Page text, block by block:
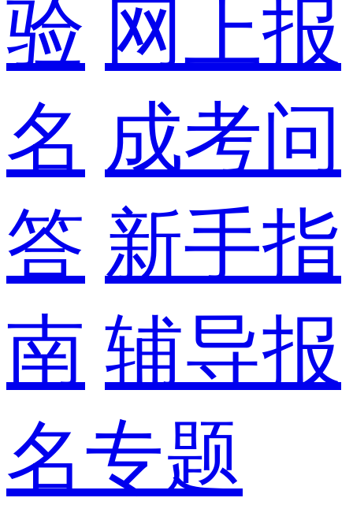
验 网上报
名 成考问
答 新手指
南 辅导报
名专题